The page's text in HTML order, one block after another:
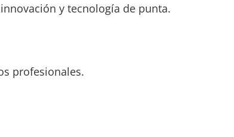
y tecnología de punta.
profesionales.